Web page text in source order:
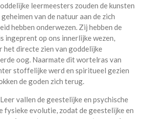
leermeesters zouden de kunsten
van de natuur aan de zich
hebben onderwezen. Zij hebben de
ingeprent op ons innerlijke wezen,
het directe zien van goddelijke
oog. Naarmate dit wortelras van
stoffelijke werd en spiritueel gezien
de goden zich terug.
vallen de geestelijke en psychische
fysieke evolutie, zodat de geestelijke en